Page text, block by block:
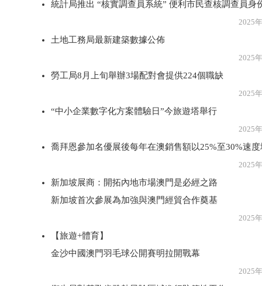
統計局推出 “核實調查員系統” 便利市民查核調查員身
2025年7月29
土地工務局最新建築數據公佈
2025年7月29
勞工局8月上旬舉辦3場配對會提供224個職缺
2025年7月29
“中小企業數字化方案體驗日”今旅遊塔舉行
2025年7月29
喬拜恩參加名優展後每年在澳銷售額以25%至30%速
2025年7月29
新加坡展商：開拓內地市場澳門是必經之路
新加坡首次參展為加強與澳門經貿合作奠基
2025年7月29
【旅遊+體育】
金沙中國澳門羽毛球公開賽明拉開戰幕
2025年7月28